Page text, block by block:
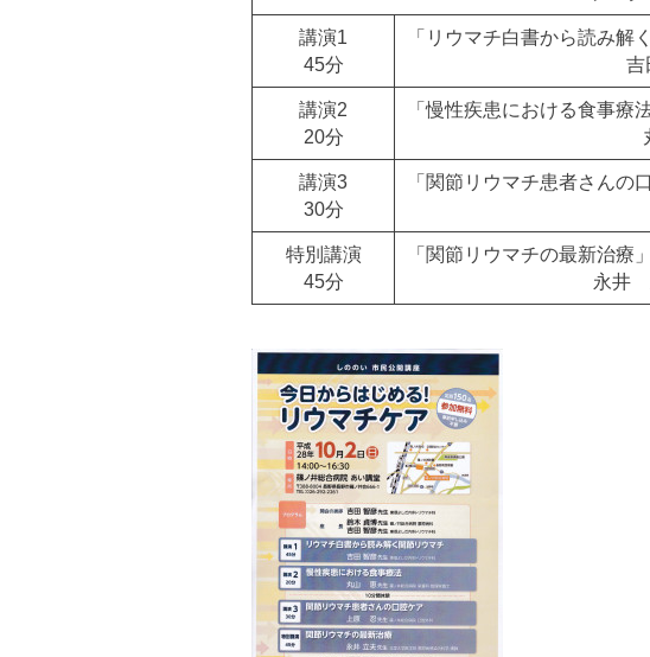
講演1
45分
「リウマチ白書から読み解
講演2
20分
「慢性疾患における食事療法
講演3
30分
「関節リウマチ患者さんの
特別講演
45分
「関節リウマチの最新治療」
永井